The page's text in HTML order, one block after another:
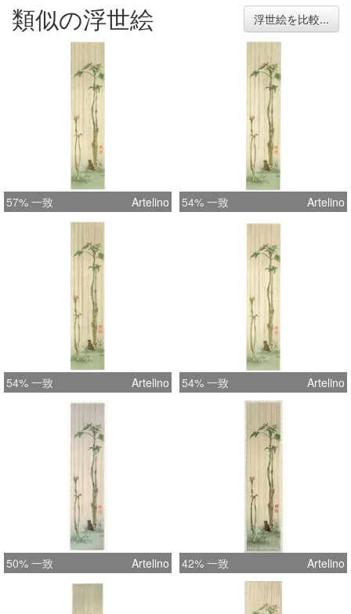
類似の浮世絵 浮世絵を比較...
57% 一致 Artelino 54% 一致 Artelino
54% 一致 Artelino 54% 一致 Artelino
50% 一致 Artelino 42% 一致 Artelino